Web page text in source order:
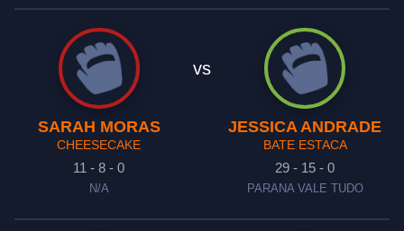
SARAH MORAS
CHEESECAKE
11 - 8 - 0
N/A
vs
JESSICA ANDRADE
BATE ESTACA
29 - 15 - 0
PARANA VALE TUDO